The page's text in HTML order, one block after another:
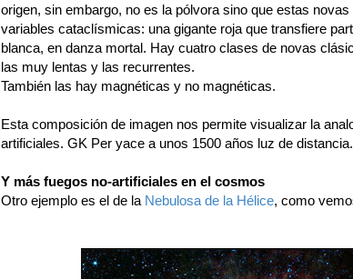
origen, sin embargo, no es la pólvora sino que estas
variables cataclísmicas: una gigante roja que transfiere
blanca, en danza mortal. Hay cuatro clases de novas
las muy lentas y las recurrentes.
También las hay magnéticas y no magnéticas.
Esta composición de imagen nos permite visualizar la
artificiales. GK Per yace a unos 1500 años luz de distancia.
Y más fuegos no-artificiales en el cosmos
Otro ejemplo es el de la Nebulosa de la Hélice, como